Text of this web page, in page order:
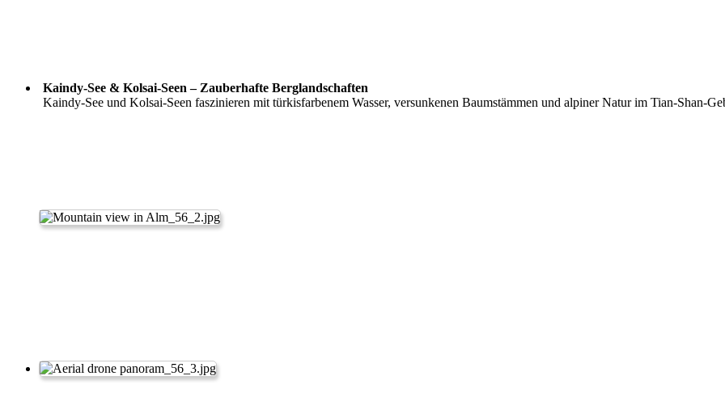
Kaindy-See & Kolsai-Seen – Zauberhafte Berglandschaften
Kaindy-See und Kolsai-Seen faszinieren mit türkisfarbenem Wasser, versunkenen Baumstämmen und alpiner Natur im Tian-Shan-